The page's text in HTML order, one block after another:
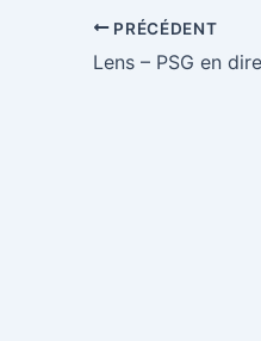
PRÉCÉDENT